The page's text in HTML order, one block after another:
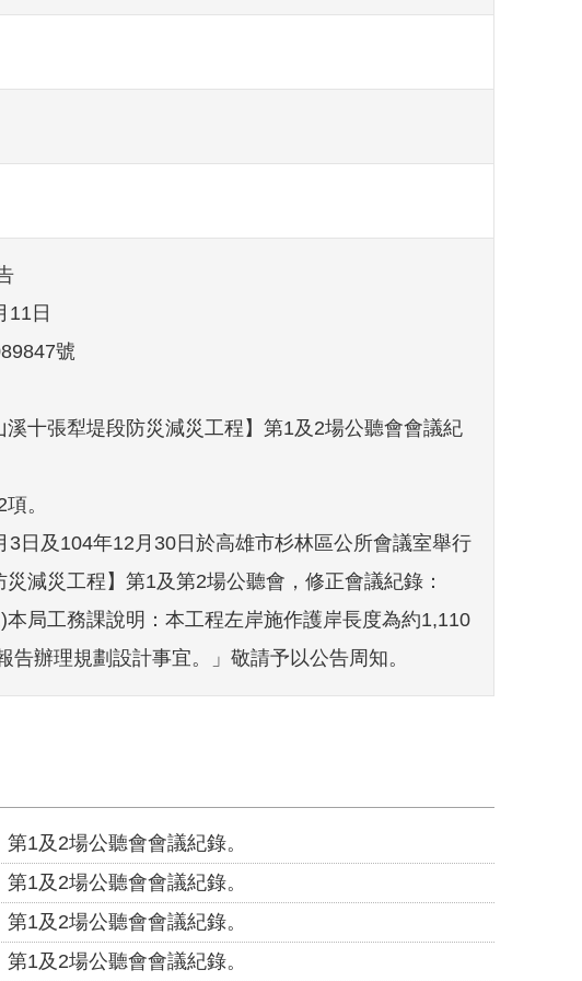
11日
號
十張犁堤段防災減災工程】第1及2場公聽會會議紀
。
日及104年12月30日於高雄市杉林區公所會議室舉行
減災工程】第1及第2場公聽會，修正會議紀錄：
本局工務課說明：本工程左岸施作護岸長度為約1,110
辦理規劃設計事宜。」敬請予以公告周知。
1及2場公聽會會議紀錄。
1及2場公聽會會議紀錄。
1及2場公聽會會議紀錄。
1及2場公聽會會議紀錄。